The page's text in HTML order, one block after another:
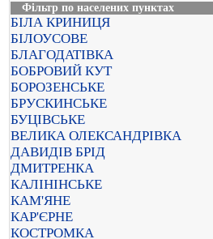
Фільтр по населених пунктах
БІЛА КРИНИЦЯ
БІЛОУСОВЕ
БЛАГОДАТІВКА
БОБРОВИЙ КУТ
БОРОЗЕНСЬКЕ
БРУСКИНСЬКЕ
БУЦІВСЬКЕ
ВЕЛИКА ОЛЕКСАНДРІВКА
ДАВИДІВ БРІД
ДМИТРЕНКА
КАЛІНІНСЬКЕ
КАМ'ЯНЕ
КАР'ЄРНЕ
КОСТРОМКА